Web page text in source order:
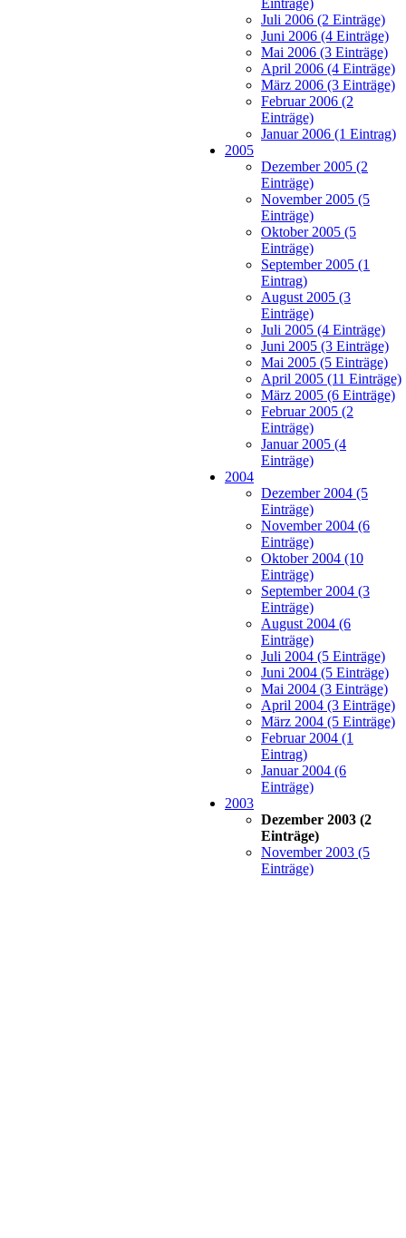
Einträge)
Juli 2006 (2 Einträge)
Juni 2006 (4 Einträge)
Mai 2006 (3 Einträge)
April 2006 (4 Einträge)
März 2006 (3 Einträge)
Februar 2006 (2
Einträge)
Januar 2006 (1 Eintrag)
2005
Dezember 2005 (2
Einträge)
November 2005 (5
Einträge)
Oktober 2005 (5
Einträge)
September 2005 (1
Eintrag)
August 2005 (3
Einträge)
Juli 2005 (4 Einträge)
Juni 2005 (3 Einträge)
Mai 2005 (5 Einträge)
April 2005 (11 Einträge)
März 2005 (6 Einträge)
Februar 2005 (2
Einträge)
Januar 2005 (4
Einträge)
2004
Dezember 2004 (5
Einträge)
November 2004 (6
Einträge)
Oktober 2004 (10
Einträge)
September 2004 (3
Einträge)
August 2004 (6
Einträge)
Juli 2004 (5 Einträge)
Juni 2004 (5 Einträge)
Mai 2004 (3 Einträge)
April 2004 (3 Einträge)
März 2004 (5 Einträge)
Februar 2004 (1
Eintrag)
Januar 2004 (6
Einträge)
2003
Dezember 2003 (2
Einträge)
November 2003 (5
Einträge)